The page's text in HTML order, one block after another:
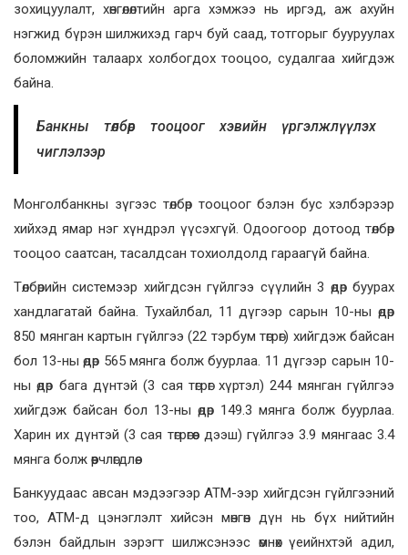
зохицуулалт, хөнгөлөлтийн арга хэмжээ нь иргэд, аж ахуйн
нэгжид бүрэн шилжихэд гарч буй саад, тотгорыг бууруулах
боломжийн талаарх холбогдох тооцоо, судалгаа хийгдэж
байна.
Банкны төлбөр тооцоог хэвийн үргэлжлүүлэх
чиглэлээр
Монголбанкны зүгээс төлбөр тооцоог бэлэн бус хэлбэрээр
хийхэд ямар нэг хүндрэл үүсэхгүй. Одоогоор дотоод төлбөр
тооцоо саатсан, тасалдсан тохиолдолд гараагүй байна.
Төлбөрийн системээр хийгдсэн гүйлгээ сүүлийн 3 өдөр буурах
хандлагатай байна. Тухайлбал, 11 дүгээр сарын 10-ны өдөр
850 мянган картын гүйлгээ (22 тэрбум төгрөг) хийгдэж байсан
бол 13-ны өдөр 565 мянга болж буурлаа. 11 дүгээр сарын 10-
ны өдөр бага дүнтэй (3 сая төгрөг хүртэл) 244 мянган гүйлгээ
хийгдэж байсан бол 13-ны өдөр 149.3 мянга болж буурлаа.
Харин их дүнтэй (3 сая төгрөгөөс дээш) гүйлгээ 3.9 мянгаас 3.4
мянга болж өөрчлөгдлөө.
Банкуудаас авсан мэдээгээр АТМ-ээр хийгдсэн гүйлгээний
тоо, АТМ-д цэнэглэлт хийсэн мөнгөн дүн нь бүх нийтийн
бэлэн байдлын зэрэгт шилжсэнээс өмнөх үеийнхтэй адил,